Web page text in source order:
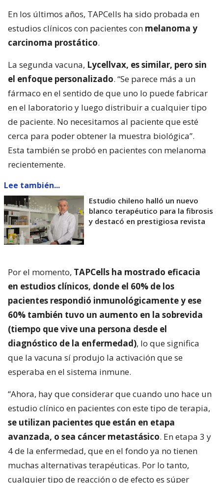
En los últimos años, TAPCells ha sido probada en
estudios clínicos con pacientes con melanoma y
carcinoma prostático.
La segunda vacuna, Lycellvax, es similar, pero sin
el enfoque personalizado. “Se parece más a un
fármaco en el sentido de que uno lo puede fabricar
en el laboratorio y luego distribuir a cualquier tipo
de paciente. No necesitamos al paciente que esté
cerca para poder obtener la muestra biológica”.
Esta también se probó en pacientes con melanoma
recientemente.
Lee también...
Estudio chileno halló un nuevo
blanco terapéutico para la fibrosis
y destacó en prestigiosa revista
Por el momento, TAPCells ha mostrado eficacia
en estudios clínicos, donde el 60% de los
pacientes respondió inmunológicamente y ese
60% también tuvo un aumento en la sobrevida
(tiempo que vive una persona desde el
diagnóstico de la enfermedad), lo que significa
que la vacuna sí produjo la activación que se
esperaba en el sistema inmune.
“Ahora, hay que considerar que cuando uno hace un
estudio clínico en pacientes con este tipo de terapia,
se utilizan pacientes que están en etapa
avanzada, o sea cáncer metastásico. En etapa 3 y
4 de la enfermedad, que en el fondo ya no tienen
muchas alternativas terapéuticas. Por lo tanto,
cualquier tipo de reacción o de efecto es súper